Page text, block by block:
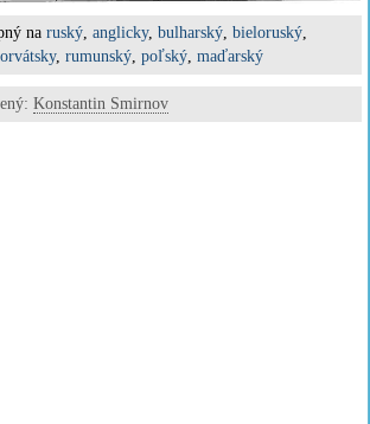
na ruský anglicky, bulharský bieloruský
, rumunský poľský maďarský
Konstantin Smirnov